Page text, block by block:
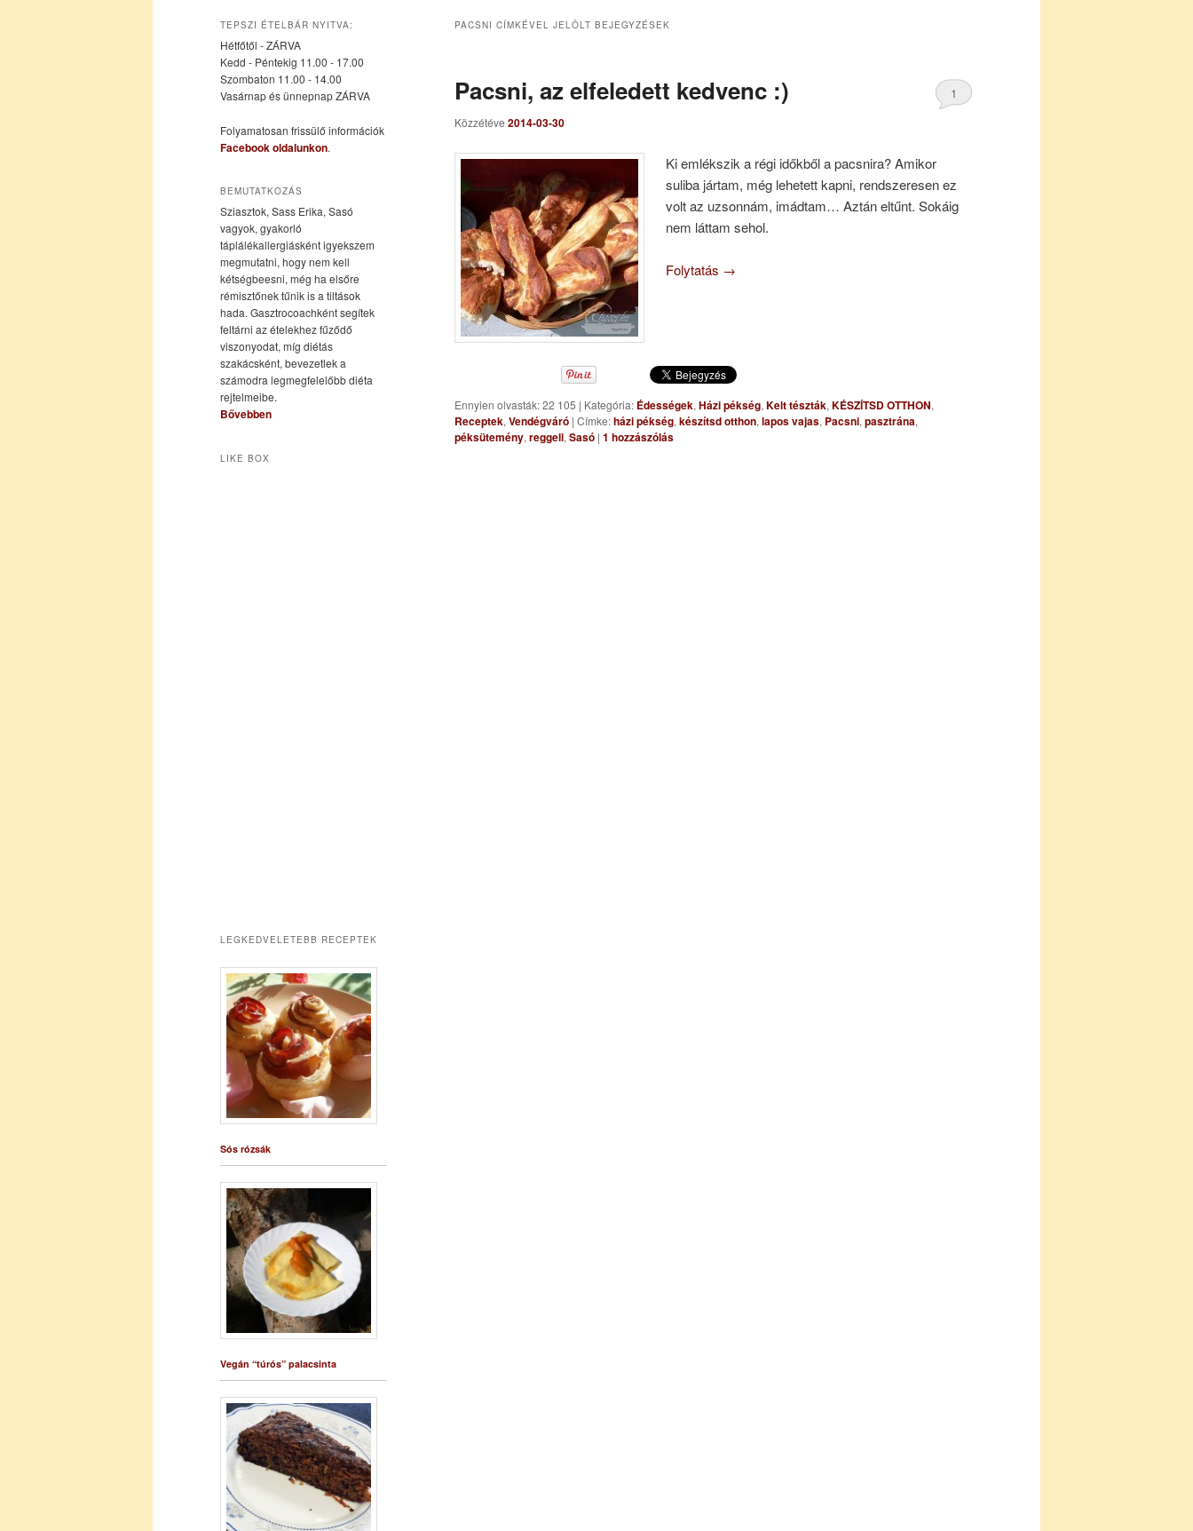
elsődleges
tartalomra
másodlagos
tartalomra
PACSNI CÍMKÉVEL JELÖLT BEJEGYZÉSEK
Pacsni, az elfeledett kedvenc :)
Közzétéve 2014-03-30
1
Ki emlékszik a régi időkből a pacsnira? Amikor
suliba jártam, még lehetett kapni, rendszeresen ez
volt az uzsonnám, imádtam… Aztán eltűnt. Sokáig
nem láttam sehol.
Folytatás →
Ennyien olvasták: 22 105 | Kategória: Édességek, Házi pékség, Kelt tészták, KÉSZÍTSD OTTHON,
Receptek, Vendégváró | Címke:házi pékség, készítsd otthon, lapos vajas, Pacsni, pasztrána,
péksütemény, reggeli, Sasó | 1 hozzászólás
TEPSZI ÉTELBÁR NYITVA:
Hétfőtől - ZÁRVA
Kedd - Péntekig 11.00 - 17.00
Szombaton 11.00 - 14.00
Vasárnap és ünnepnap ZÁRVA
Folyamatosan frissülő információk
Facebook oldalunkon.
BEMUTATKOZÁS
Sziasztok, Sass Erika, Sasó
vagyok, gyakorló
táplálékallergiásként igyekszem
megmutatni, hogy nem kell
kétségbeesni, még ha elsőre
rémisztőnek tűnik is a tiltások
hada. Gasztrocoachként segítek
feltárni az ételekhez fűződő
viszonyodat, míg diétás
szakácsként, bevezetlek a
számodra legmegfelelőbb diéta
rejtelmeibe.
Bővebben
LIKE BOX
LEGKEDVELETEBB RECEPTEK
Sós rózsák
Vegán “túrós” palacsinta